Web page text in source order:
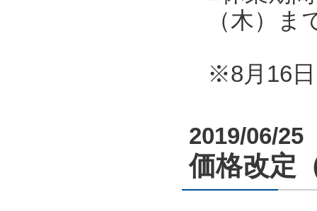
（木）ま
※8月16
2019/06/25
価格改定